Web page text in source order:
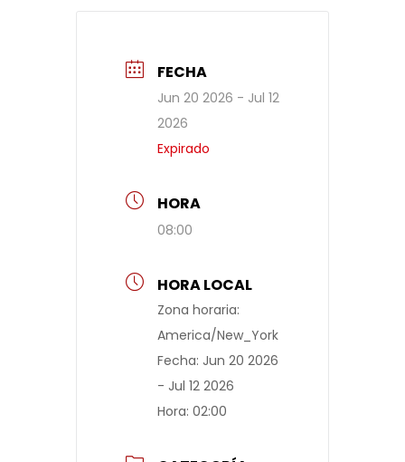
FECHA
Jun 20 2026 - Jul 12
2026
Expirado
HORA
08:00
HORA LOCAL
Zona horaria:
America/New_York
Fecha: Jun 20 2026
- Jul 12 2026
Hora: 02:00